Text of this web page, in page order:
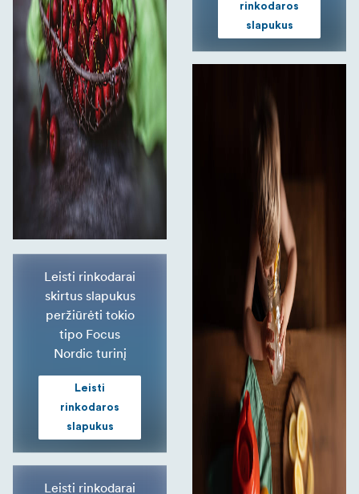
Leisti rinkodarai
skirtus slapukus
peržiūrėti tokio
tipo Focus
Nordic turinį
Leisti
rinkodaros
slapukus
Leisti rinkodarai
rinkodaros
slapukus